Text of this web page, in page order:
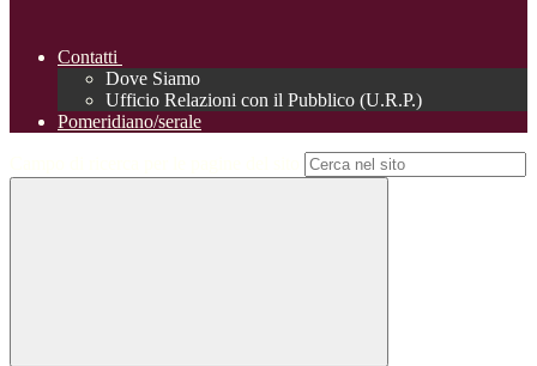
Contatti
Dove Siamo
Ufficio Relazioni con il Pubblico (U.R.P.)
Pomeridiano/serale